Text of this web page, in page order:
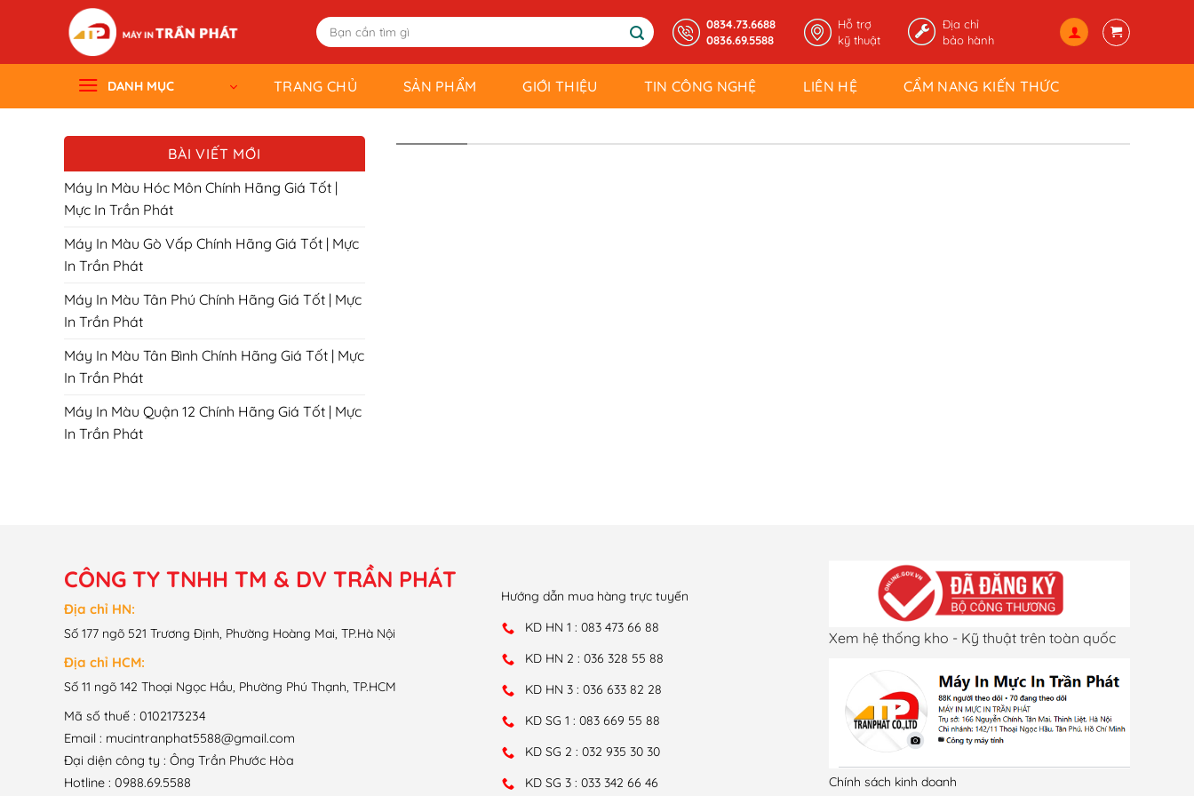
Tìm
kiếm:
0834.73.6688
0836.69.5588
Hỗ trợ
kỹ thuật
Địa chỉ
bảo hành
DANH MỤC TRANG CHỦ SẢN PHẨM GIỚI THIỆU TIN CÔNG NGHỆ LIÊN HỆ CẨM NANG KIẾN THỨC
BÀI VIẾT MỚI
Máy In Màu Hóc Môn Chính Hãng Giá Tốt |
Mực In Trần Phát
Máy In Màu Gò Vấp Chính Hãng Giá Tốt | Mực
In Trần Phát
Máy In Màu Tân Phú Chính Hãng Giá Tốt | Mực
In Trần Phát
Máy In Màu Tân Bình Chính Hãng Giá Tốt | Mực
In Trần Phát
Máy In Màu Quận 12 Chính Hãng Giá Tốt | Mực
In Trần Phát
CÔNG TY TNHH TM & DV TRẦN PHÁT
Địa chỉ HN:
Số 177 ngõ 521 Trương Định, Phường Hoàng Mai, TP.Hà Nội
Địa chỉ HCM:
Số 11 ngõ 142 Thoại Ngọc Hầu, Phường Phú Thạnh, TP.HCM
Mã số thuế : 0102173234
Email : mucintranphat5588@gmail.com
Đại diện công ty : Ông Trần Phước Hòa
Hotline : 0988.69.5588
Hướng dẫn mua hàng trực tuyến
KD HN 1 : 083 473 66 88
KD HN 2 : 036 328 55 88
KD HN 3 : 036 633 82 28
KD SG 1 : 083 669 55 88
KD SG 2 : 032 935 30 30
KD SG 3 : 033 342 66 46
Xem hệ thống kho - Kỹ thuật trên toàn quốc
Chính sách kinh doanh